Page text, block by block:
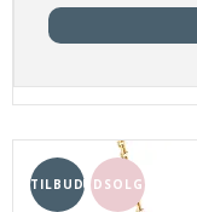
TILBUDUDSOLGT